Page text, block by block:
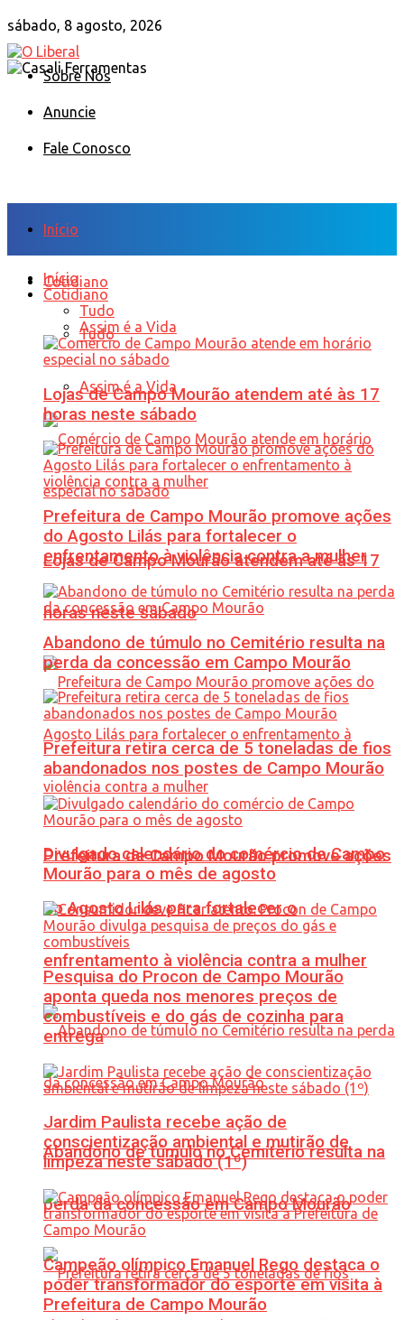
sábado, 8 agosto, 2026
Sobre Nós
Anuncie
Fale Conosco
Início
Cotidiano
Tudo
Assim é a Vida
Lojas de Campo Mourão atendem até às 17
horas neste sábado
Prefeitura de Campo Mourão promove ações
do Agosto Lilás para fortalecer o
enfrentamento à violência contra a mulher
Abandono de túmulo no Cemitério resulta na
perda da concessão em Campo Mourão
Início
Cotidiano
Tudo
Assim é a Vida
Lojas de Campo Mourão atendem até às 17
horas neste sábado
Prefeitura de Campo Mourão promove ações
do Agosto Lilás para fortalecer o
enfrentamento à violência contra a mulher
Abandono de túmulo no Cemitério resulta na
perda da concessão em Campo Mourão
Prefeitura retira cerca de 5 toneladas de fios
abandonados nos postes de Campo Mourão
Divulgado calendário do comércio de Campo
Mourão para o mês de agosto
Pesquisa do Procon de Campo Mourão
aponta queda nos menores preços de
combustíveis e do gás de cozinha para
entrega
Jardim Paulista recebe ação de
conscientização ambiental e mutirão de
limpeza neste sábado (1º)
Campeão olímpico Emanuel Rego destaca o
poder transformador do esporte em visita à
Prefeitura de Campo Mourão